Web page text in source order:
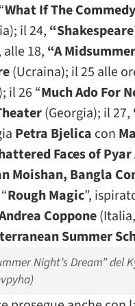
What If The
il 24,
18, “A
(Ucraina); il 25 alle
il 26 “Much Ado For
(Georgia); il 27,
Petra Bjelica con
Faces of
Moishan, Bangla
Rough Magic”,
Coppone
Summer
Night’s Dream” del